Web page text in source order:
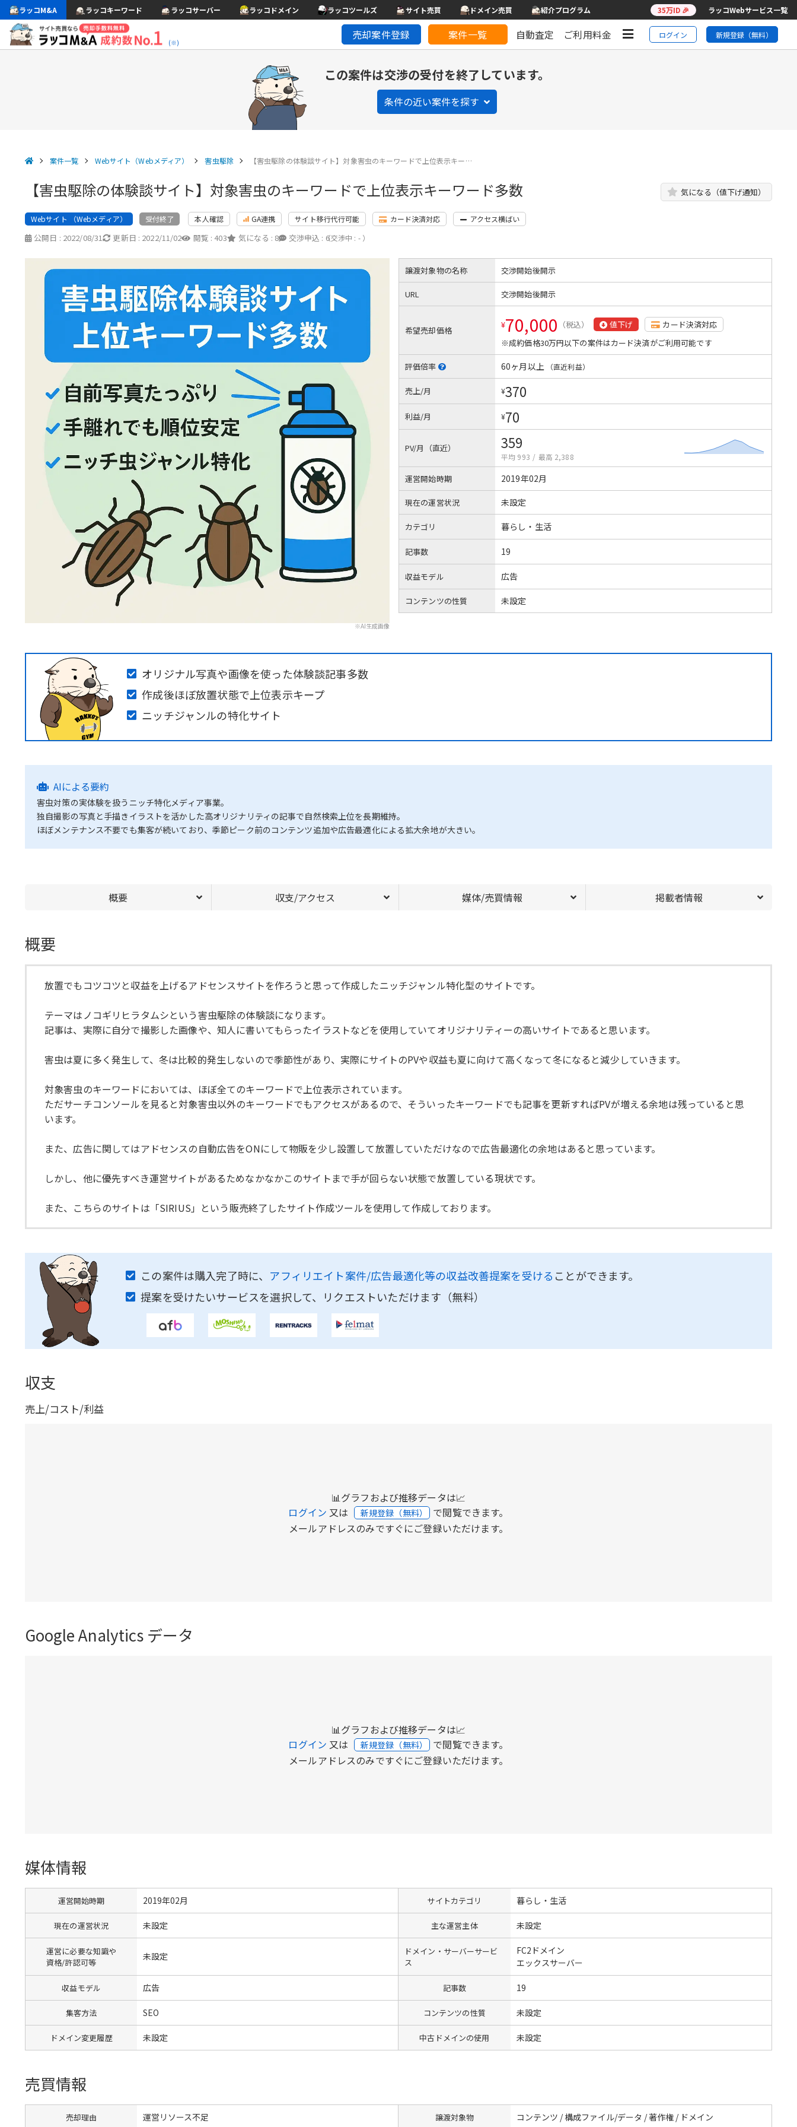
ラッコM&A ラッコキーワード ラッコサーバー ラッコドメイン ラッコツールズ サイト売買 ドメイン売買 紹介プログラム 35万ID 🎉 ラッコWebサービス一覧
(※)
売却案件登録 案件一覧 自動査定 ご利用料金 ログイン 新規登録（無料）
この案件は交渉の受付を終了しています。
条件の近い案件を探す
案件一覧 Webサイト（Webメディア） 害虫駆除 【害虫駆除の体験談サイト】対象害虫のキーワードで上位表示キー…
【害虫駆除の体験談サイト】対象害虫のキーワードで上位表示キーワード多数 気になる（値下げ通知）
Webサイト （Webメディア） 受付終了 本人確認 GA連携 サイト移行代行可能 カード決済対応 アクセス横ばい
公開日 : 2022/08/31 更新日 : 2022/11/02 閲覧 : 403 気になる : 8 交渉申込 : 6
（交渉中 : - ）
※AI生成画像
譲渡対象物の名称 交渉開始後開示
URL 交渉開始後開示
希望売却価格 ¥70,000 （税込） 値下げ
カード決済対応
※成約価格30万円以下の案件はカード決済がご利用可能です
評価倍率 60ヶ月以上 （直近利益）
売上/月 ¥370
利益/月 ¥70
PV/月（直近） 359
平均 993 / 最高 2,388
運営開始時期 2019年02月
現在の運営状況 未設定
カテゴリ 暮らし・生活
記事数 19
収益モデル 広告
コンテンツの性質 未設定
オリジナル写真や画像を使った体験談記事多数
作成後ほぼ放置状態で上位表示キープ
ニッチジャンルの特化サイト
AIによる要約
害虫対策の実体験を扱うニッチ特化メディア事業。
独自撮影の写真と手描きイラストを活かした高オリジナリティの記事で自然検索上位を長期維持。
ほぼメンテナンス不要でも集客が続いており、季節ピーク前のコンテンツ追加や広告最適化による拡大余地が大きい。
概要 収支/アクセス 媒体/売買情報 掲載者情報
概要
放置でもコツコツと収益を上げるアドセンスサイトを作ろうと思って作成したニッチジャンル特化型のサイトです。
テーマはノコギリヒラタムシという害虫駆除の体験談になります。
記事は、実際に自分で撮影した画像や、知人に書いてもらったイラストなどを使用していてオリジナリティーの高いサイトであると思います。
害虫は夏に多く発生して、冬は比較的発生しないので季節性があり、実際にサイトのPVや収益も夏に向けて高くなって冬になると減少していきます。
対象害虫のキーワードにおいては、ほぼ全てのキーワードで上位表示されています。
ただサーチコンソールを見ると対象害虫以外のキーワードでもアクセスがあるので、そういったキーワードでも記事を更新すればPVが増える余地は残っていると思
います。
また、広告に関してはアドセンスの自動広告をONにして物販を少し設置して放置していただけなので広告最適化の余地はあると思っています。
しかし、他に優先すべき運営サイトがあるためなかなかこのサイトまで手が回らない状態で放置している現状です。
また、こちらのサイトは「SIRIUS」という販売終了したサイト作成ツールを使用して作成しております。
この案件は購入完了時に、 アフィリエイト案件/広告最適化等の収益改善提案を受ける ことができます。
提案を受けたいサービスを選択して、リクエストいただけます（無料）
収支
売上/コスト/利益
📊グラフおよび推移データは📈
ログイン 又は 新規登録（無料） で閲覧できます。
メールアドレスのみですぐにご登録いただけます。
Google Analytics データ
📊グラフおよび推移データは📈
ログイン 又は 新規登録（無料） で閲覧できます。
メールアドレスのみですぐにご登録いただけます。
媒体情報
運営開始時期 2019年02月 サイトカテゴリ 暮らし・生活
現在の運営状況 未設定 主な運営主体 未設定
運営に必要な知識や
資格/許認可等
未設定
ドメイン・サーバーサービ
ス
FC2ドメイン
エックスサーバー
収益モデル 広告 記事数 19
集客方法 SEO コンテンツの性質 未設定
ドメイン変更履歴 未設定 中古ドメインの使用 未設定
売買情報
売却理由 運営リソース不足 譲渡対象物 コンテンツ / 構成ファイル/データ / 著作権 / ドメイン